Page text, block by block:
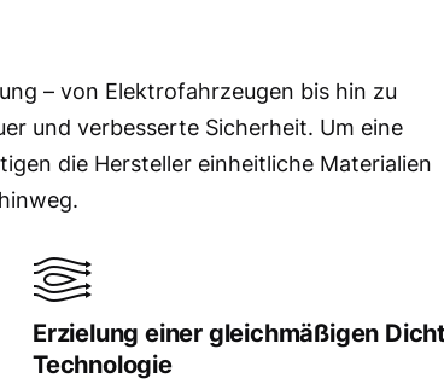
– von Elektrofahrzeugen bis hin zu
und verbesserte Sicherheit. Um eine
die Hersteller einheitliche Materialien
Erzielung einer gleichmäßigen
Technologie